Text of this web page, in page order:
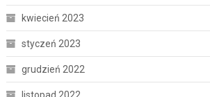
kwiecień 2023
styczeń 2023
grudzień 2022